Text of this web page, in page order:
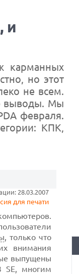
и
карманных
но этот
не всем.
выводы. Мы
февраля.
КПК,
28.03.2007
для печати
, только что
внимания
выпущены
SE, многим